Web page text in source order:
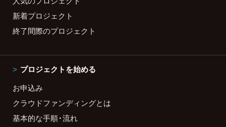
新着プロジェクト
終了間際のプロジェクト
プロジェクトを始める
お申込み
クラウドファンディングとは
基本的な手順・流れ